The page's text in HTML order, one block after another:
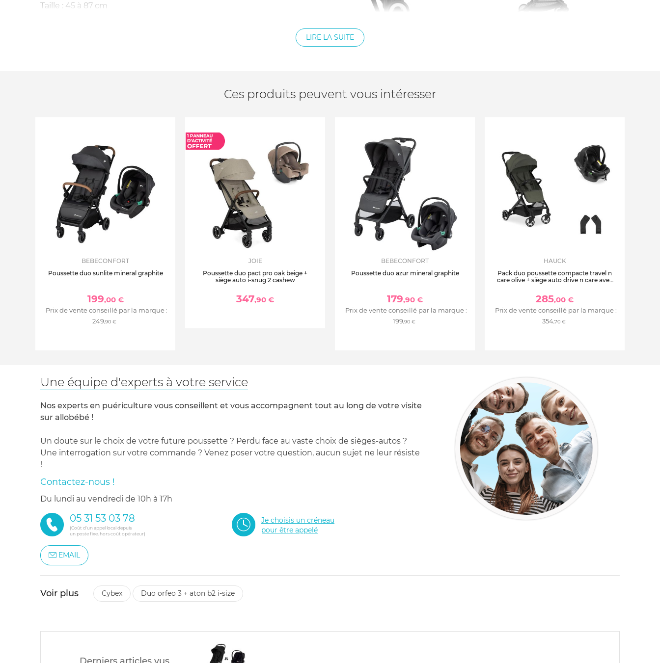
Taille : 45 à 87 cm
LIRE LA SUITE
Ces produits peuvent vous intéresser
BEBECONFORT
Poussette duo sunlite mineral graphite
199,00 €
Prix de vente conseillé par la marque :
249,90 €
JOIE
Poussette duo pact pro oak beige +
siège auto i-snug 2 cashew
347,90 €
BEBECONFORT
Poussette duo azur mineral graphite
179,90 €
Prix de vente conseillé par la marque :
199,90 €
HAUCK
Pack duo poussette compacte travel n
care olive + siège auto drive n care avec
285,00 €
Prix de vente conseillé par la marque :
354,70 €
Une équipe d'experts à votre service
Nos experts en puériculture vous conseillent et vous accompagnent tout au long de votre visite
sur allobébé !
Un doute sur le choix de votre future poussette ? Perdu face au vaste choix de sièges-autos ?
Une interrogation sur votre commande ? Venez poser votre question, aucun sujet ne leur résiste
!
Contactez-nous !
du lundi au vendredi de 10h à 17h
05 31 53 03 78
(Coût d'un appel local depuis
un poste fixe, hors coût opérateur)
Je choisis un créneau
pour être appelé
EMAIL
Voir plus cybex duo orfeo 3 + aton b2 i-size
Derniers articles vus